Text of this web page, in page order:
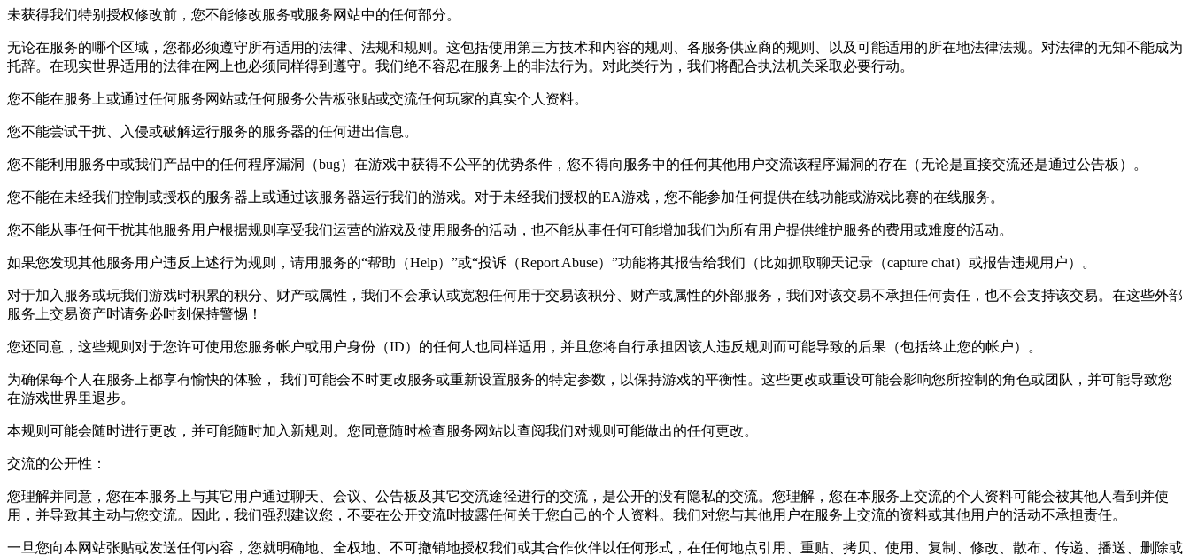
未获得我们特别授权修改前，您不能修改服务或服务网站中的任何部分。
无论在服务的哪个区域，您都必须遵守所有适用的法律、法规和规则。这包括使用第三方技术和内容的规则、各服务供应商的规则、以及可能适用的所在地法律法规。对法律的无知不能成为
托辞。在现实世界适用的法律在网上也必须同样得到遵守。我们绝不容忍在服务上的非法行为。对此类行为，我们将配合执法机关采取必要行动。
您不能在服务上或通过任何服务网站或任何服务公告板张贴或交流任何玩家的真实个人资料。
您不能尝试干扰、入侵或破解运行服务的服务器的任何进出信息。
您不能利用服务中或我们产品中的任何程序漏洞（bug）在游戏中获得不公平的优势条件，您不得向服务中的任何其他用户交流该程序漏洞的存在（无论是直接交流还是通过公告板）。
您不能在未经我们控制或授权的服务器上或通过该服务器运行我们的游戏。对于未经我们授权的EA游戏，您不能参加任何提供在线功能或游戏比赛的在线服务。
您不能从事任何干扰其他服务用户根据规则享受我们运营的游戏及使用服务的活动，也不能从事任何可能增加我们为所有用户提供维护服务的费用或难度的活动。
如果您发现其他服务用户违反上述行为规则，请用服务的“帮助（Help）”或“投诉（Report Abuse）”功能将其报告给我们（比如抓取聊天记录（capture chat）或报告违规用户）。
对于加入服务或玩我们游戏时积累的积分、财产或属性，我们不会承认或宽恕任何用于交易该积分、财产或属性的外部服务，我们对该交易不承担任何责任，也不会支持该交易。在这些外部
服务上交易资产时请务必时刻保持警惕！
您还同意，这些规则对于您许可使用您服务帐户或用户身份（ID）的任何人也同样适用，并且您将自行承担因该人违反规则而可能导致的后果（包括终止您的帐户）。
为确保每个人在服务上都享有愉快的体验， 我们可能会不时更改服务或重新设置服务的特定参数，以保持游戏的平衡性。这些更改或重设可能会影响您所控制的角色或团队，并可能导致您
在游戏世界里退步。
本规则可能会随时进行更改，并可能随时加入新规则。您同意随时检查服务网站以查阅我们对规则可能做出的任何更改。
交流的公开性：
您理解并同意，您在本服务上与其它用户通过聊天、会议、公告板及其它交流途径进行的交流，是公开的没有隐私的交流。您理解，您在本服务上交流的个人资料可能会被其他人看到并使
用，并导致其主动与您交流。因此，我们强烈建议您，不要在公开交流时披露任何关于您自己的个人资料。我们对您与其他用户在服务上交流的资料或其他用户的活动不承担责任。
一旦您向本网站张贴或发送任何内容，您就明确地、全权地、不可撤销地授权我们或其合作伙伴以任何形式，在任何地点引用、重贴、拷贝、使用、复制、修改、散布、传递、播送、删除或